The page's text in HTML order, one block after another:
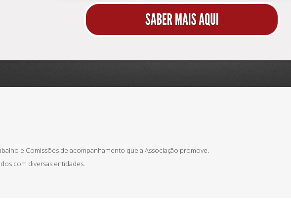
e Comissões de acompanhamento que a Associação promove.
com diversas entidades.